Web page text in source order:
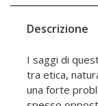
Descrizione
I saggi di
tra etica,
una forte